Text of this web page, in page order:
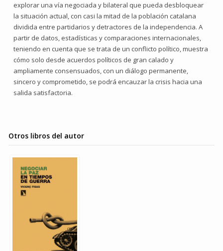
explorar una vía negociada y bilateral que pueda desbloquear
la situación actual, con casi la mitad de la población catalana
dividida entre partidarios y detractores de la independencia. A
partir de datos, estadísticas y comparaciones internacionales,
teniendo en cuenta que se trata de un conflicto político, muestra
cómo solo desde acuerdos políticos de gran calado y
ampliamente consensuados, con un diálogo permanente,
sincero y comprometido, se podrá encauzar la crisis hacia una
salida satisfactoria.
Otros libros del autor